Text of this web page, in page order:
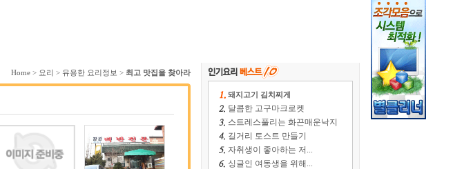
Home > 요리 > 유용한 요리정보 > 최고 맛집을 찾아라
돼지고기 김치찌게
달콤한 고구마크로켓
스트레스풀리는 화끈매운낙지
길거리 토스트 만들기
자취생이 좋아하는 저...
싱글인 여동생을 위해...